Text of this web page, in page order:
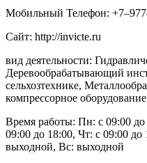
Мобильный Телефон:
Сайт: http://invicte.ru
вид деятельности:
Деревообрабатывающий
сельхозтехнике,
компрессорное оборудование
Время работы: Пн: с 09:00
09:00 до 18:00, Чт: с 09:00
выходной, Вс: выходной